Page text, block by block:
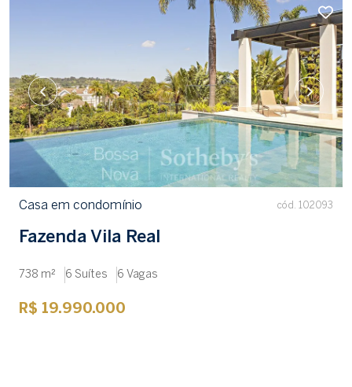
Casa em condomínio cód. 102093
Fazenda Vila Real
738 m² 6 Suítes 6 Vagas
R$ 19.990.000